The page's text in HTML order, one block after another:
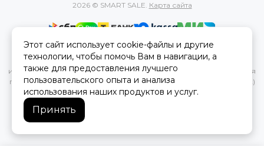
2026 © SMART SALE. Карта сайта
Вся представленная на сайте информация, касающаяся
характеристик, стоимости товаров и услуг, носит
информационный характер и ни при каких условиях не является
публичной офертой, определяемой положениями Статьи 437(2)
Гражданского кодекса РФ.
Этот сайт использует cookie-файлы и другие
технологии, чтобы помочь Вам в навигации, а
также для предоставления лучшего
пользовательского опыта и анализа
использования наших продуктов и услуг.
Принять